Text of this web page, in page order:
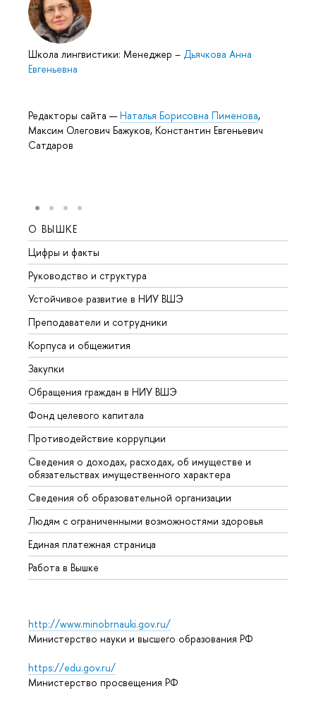
Школа лингвистики: Менеджер – Дьячкова Анна
Евгеньевна
Редакторы сайта —Наталья Борисовна Пименова,
Максим Олегович Бажуков, Константин Евгеньевич
Сатдаров
О ВЫШКЕ
Цифры и факты
Руководство и структура
Устойчивое развитие в НИУ ВШЭ
Преподаватели и сотрудники
Корпуса и общежития
Закупки
Обращения граждан в НИУ ВШЭ
Фонд целевого капитала
Противодействие коррупции
Сведения о доходах, расходах, об имуществе и
обязательствах имущественного характера
Сведения об образовательной организации
Людям с ограниченными возможностями здоровья
Единая платежная страница
Работа в Вышке
http://www.minobrnauki.gov.ru/
Министерство науки и высшего образования РФ
https://edu.gov.ru/
Министерство просвещения РФ